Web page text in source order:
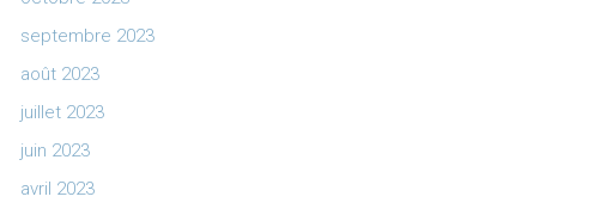
septembre 2023
août 2023
juillet 2023
juin 2023
avril 2023